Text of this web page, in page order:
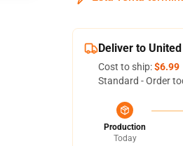
Deliver to
Cost to ship:$6.99
Standard - Order
Production
Today